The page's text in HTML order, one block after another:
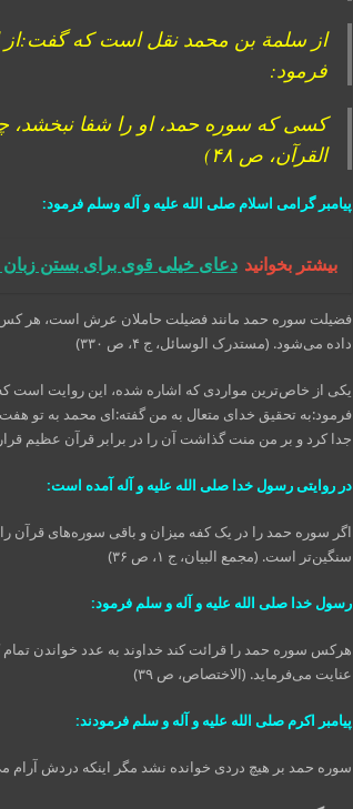
از سلمة بن محمد نقل است که گفت:از
فرمود:
کسی که سوره حمد، او را شفا
القرآن، ص ۴۸)
پیامبر گرامی اسلام صلی الله علیه و آله وسلم فرمود:
بیشتر بخوانید دعای خیلی قوی برای بستن
فضیلت سوره حمد مانند فضیلت حاملان عرش است، هر کس
داده می‌شود. (مستدرک الوسائل، ج ۴، ص ۳۳۰)
یکی از خاص‌ترین مواردی که اشاره شده، این روایت است که
فرمود:به تحقیق خدای متعال به من گفته:ای محمد به تو هفت
جدا کرد و بر من منت گذاشت آن را در برابر قرآن عظیم
در روایتی رسول خدا صلی الله علیه و آله آمده است:
اگر سوره حمد را در یک کفه میزان و باقی سوره‌های قرآن
سنگین‌تر است. (مجمع البیان، ج ۱، ص ۳۶)
رسول خدا صلی الله علیه و آله و سلم فرمود:
هرکس سوره حمد را قرائت کند خداوند به عدد خواندن
عنایت می‌فرماید. (الاختصاص، ص ۳۹)
پیامبر اکرم صلی الله علیه و آله و سلم فرمودند:
سوره حمد بر هیچ دردی خوانده نشد مگر اینکه دردش آرام